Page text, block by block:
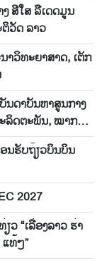
ສີ​​ໃສ ລື​ເດ​ດ​ມູນ​
ຕິ​ວັດ ລາວ
ວິທະຍາສາດ, ເຕັກ
ນດາບັນຫາສູນກາງ
ລິດຕະພັນ, ໝາກຜົນ
ນ​ຮັບ​ຖ້ຽວ​ບິນ​ບິນ​
2027
ວ “ເລື່ອງ​ລາວ ຮ່າ​
ທ້ໆ”